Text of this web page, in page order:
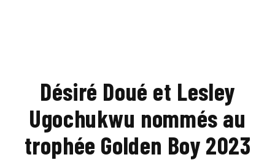
Désiré Doué et Lesley
Ugochukwu nommés au
trophée Golden Boy 2023